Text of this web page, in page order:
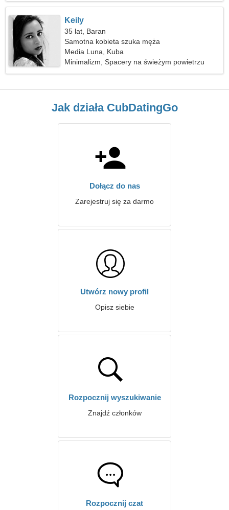
Keily
35 lat, Baran
Samotna kobieta szuka męża
Media Luna, Kuba
Minimalizm, Spacery na świeżym powietrzu
Jak działa CubDatingGo
Dołącz do nas
Zarejestruj się za darmo
Utwórz nowy profil
Opisz siebie
Rozpocznij wyszukiwanie
Znajdź członków
Rozpocznij czat